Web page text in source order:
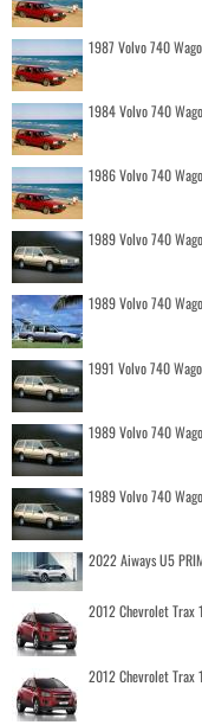
1987 Volvo 740
1984 Volvo 740
1986 Volvo 740
1989 Volvo 740
1989 Volvo 740
1991 Volvo 740
1989 Volvo 740
1989 Volvo 740
2022 Aiways U5
2012 Chevrolet Trax
2012 Chevrolet Trax